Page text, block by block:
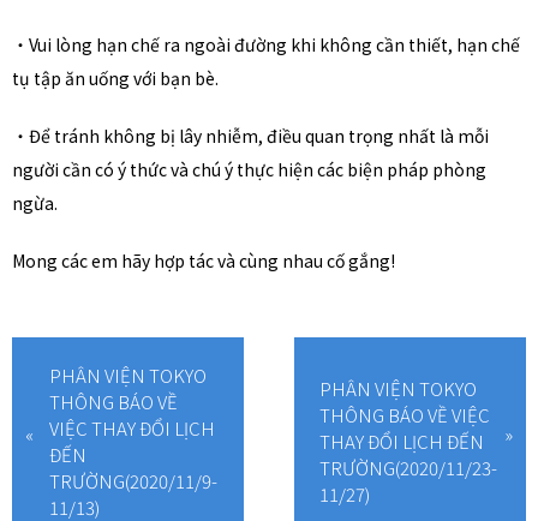
・Vui lòng hạn chế ra ngoài đường khi không cần thiết, hạn chế
tụ tập ăn uống với bạn bè.
・Để tránh không bị lây nhiễm, điều quan trọng nhất là mỗi
người cần có ý thức và chú ý thực hiện các biện pháp phòng
ngừa.
Mong các em hãy hợp tác và cùng nhau cố gắng!
PHÂN VIỆN TOKYO
THÔNG BÁO VỀ
VIỆC THAY ĐỔI LỊCH
ĐẾN
TRƯỜNG(2020/11/9-
11/13)
PHÂN VIỆN TOKYO
THÔNG BÁO VỀ VIỆC
THAY ĐỔI LỊCH ĐẾN
TRƯỜNG(2020/11/23-
11/27)